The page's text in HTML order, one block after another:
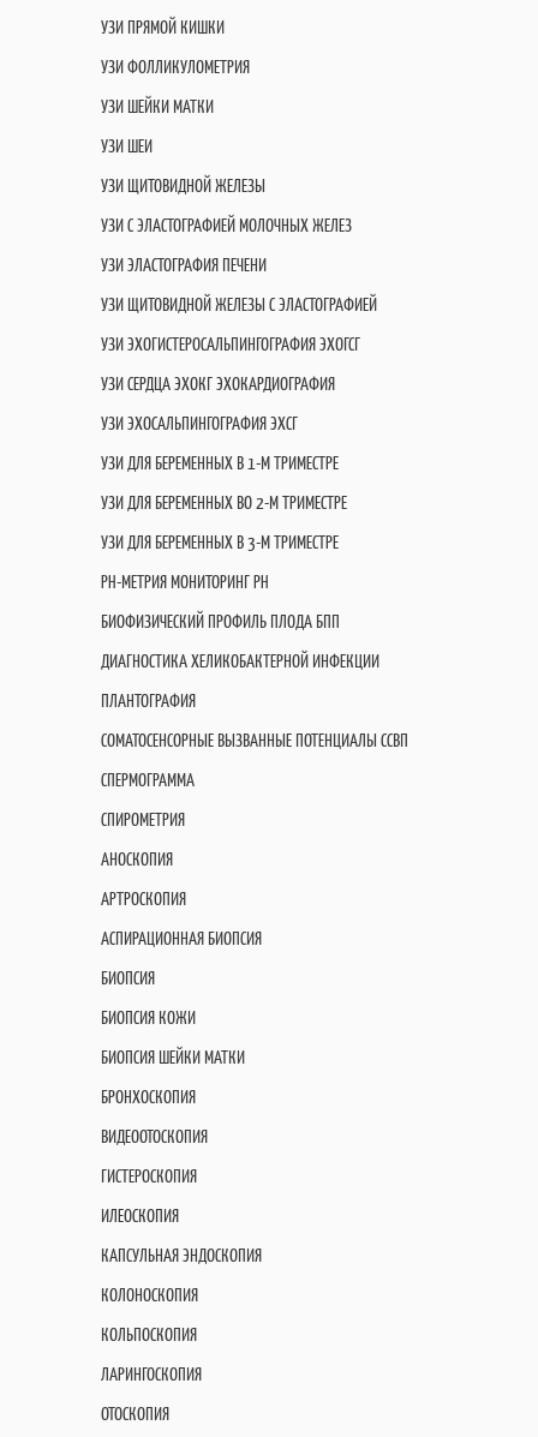
УЗИ ПРЯМОЙ КИШКИ
УЗИ ФОЛЛИКУЛОМЕТРИЯ
УЗИ ШЕЙКИ МАТКИ
УЗИ ШЕИ
УЗИ ЩИТОВИДНОЙ ЖЕЛЕЗЫ
УЗИ С ЭЛАСТОГРАФИЕЙ МОЛОЧНЫХ ЖЕЛЕЗ
УЗИ ЭЛАСТОГРАФИЯ ПЕЧЕНИ
УЗИ ЩИТОВИДНОЙ ЖЕЛЕЗЫ С ЭЛАСТОГРАФИЕЙ
УЗИ ЭХОГИСТЕРОСАЛЬПИНГОГРАФИЯ ЭХОГСГ
УЗИ СЕРДЦА ЭХОКГ ЭХОКАРДИОГРАФИЯ
УЗИ ЭХОСАЛЬПИНГОГРАФИЯ ЭХСГ
УЗИ ДЛЯ БЕРЕМЕННЫХ В 1-М ТРИМЕСТРЕ
УЗИ ДЛЯ БЕРЕМЕННЫХ ВО 2-М ТРИМЕСТРЕ
УЗИ ДЛЯ БЕРЕМЕННЫХ В 3-М ТРИМЕСТРЕ
PH-МЕТРИЯ МОНИТОРИНГ PH
БИОФИЗИЧЕСКИЙ ПРОФИЛЬ ПЛОДА БПП
ДИАГНОСТИКА ХЕЛИКОБАКТЕРНОЙ ИНФЕКЦИИ
ПЛАНТОГРАФИЯ
СОМАТОСЕНСОРНЫЕ ВЫЗВАННЫЕ ПОТЕНЦИАЛЫ ССВП
СПЕРМОГРАММА
СПИРОМЕТРИЯ
АНОСКОПИЯ
АРТРОСКОПИЯ
АСПИРАЦИОННАЯ БИОПСИЯ
БИОПСИЯ
БИОПСИЯ КОЖИ
БИОПСИЯ ШЕЙКИ МАТКИ
БРОНХОСКОПИЯ
ВИДЕООТОСКОПИЯ
ГИСТЕРОСКОПИЯ
ИЛЕОСКОПИЯ
КАПСУЛЬНАЯ ЭНДОСКОПИЯ
КОЛОНОСКОПИЯ
КОЛЬПОСКОПИЯ
ЛАРИНГОСКОПИЯ
ОТОСКОПИЯ